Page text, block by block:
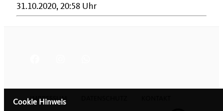
31.10.2020, 20:58 Uhr
IMPRESSUM
Cookie Hinweis